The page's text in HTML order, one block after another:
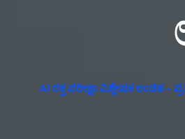
AI ರಕ್ತ ಪರೀಕ್ಷಾ ವಿಶ್ಲೇಷಕ ಉಚಿತ